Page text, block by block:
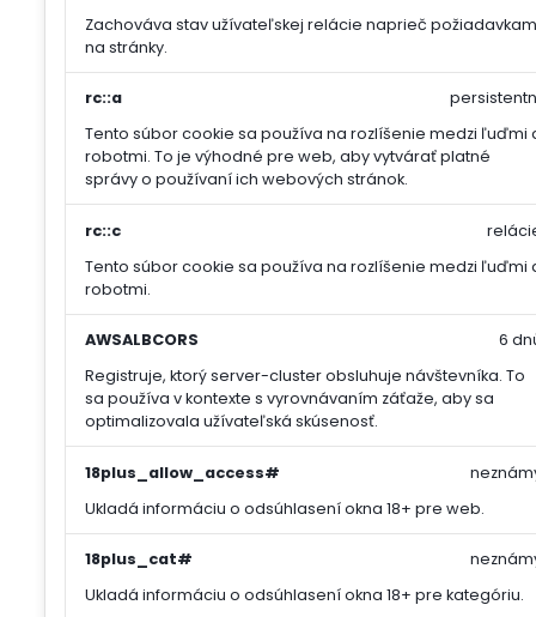
Zachováva stav užívateľskej relácie naprieč
na stránky.
rc::a
Tento súbor cookie sa používa na rozlíšenie medzi ľuďmi
robotmi. To je výhodné pre web, aby vytvárať platné
správy o používaní ich webových stránok.
rc::c
Tento súbor cookie sa používa na rozlíšenie medzi ľuďmi
robotmi.
AWSALBCORS
Registruje, ktorý server-cluster obsluhuje návštevníka. To
sa používa v kontexte s vyrovnávaním záťaže, aby sa
optimalizovala užívateľská skúsenosť.
6
18plus_allow_access#
Ukladá informáciu o odsúhlasení okna 18+ pre web.
18plus_cat#
Ukladá informáciu o odsúhlasení okna 18+ pre kategóriu.